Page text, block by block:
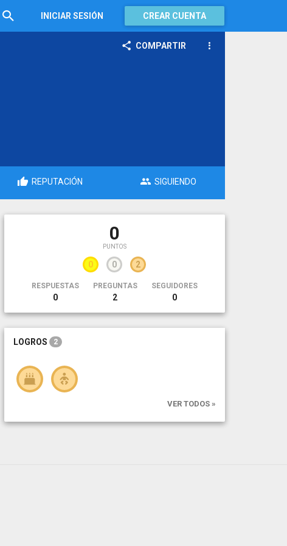
INICIAR SESIÓN CREAR CUENTA
COMPARTIR
REPUTACIÓN SIGUIENDO
0
PUNTOS
0 0 2
RESPUESTAS
0
PREGUNTAS
2
SEGUIDORES
0
LOGROS 2
VER TODOS »